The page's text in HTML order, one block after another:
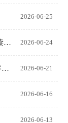
2026-06-25
2026-06-24
“赣” 为人先，“科” 创未来｜一图带你读懂赣南科技学院
2026-06-21
一键收藏！赣南科技学院2026年招生咨询方式都在这里啦！
2026-06-16
2026-06-13